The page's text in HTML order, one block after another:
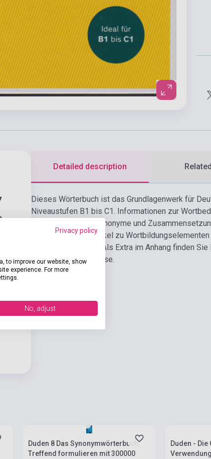
Detailed description
Dieses Wörterbuch ist das Grundlagenwerk für
Niveaustufen B1 bis C1. Informationen zur
Gegensatzwörter, Synonyme und
Wörtern und 450 Artikel zu
deutschen Sprache. Als Extra im Anhang finden
Korrespondenzanlässe.
Duden 8 Das Synonymwörterbuch:
Treffend formulieren mit 300000
Duden - Die
Privacy policy
to improve our website, show
experience. For more
No, adjust